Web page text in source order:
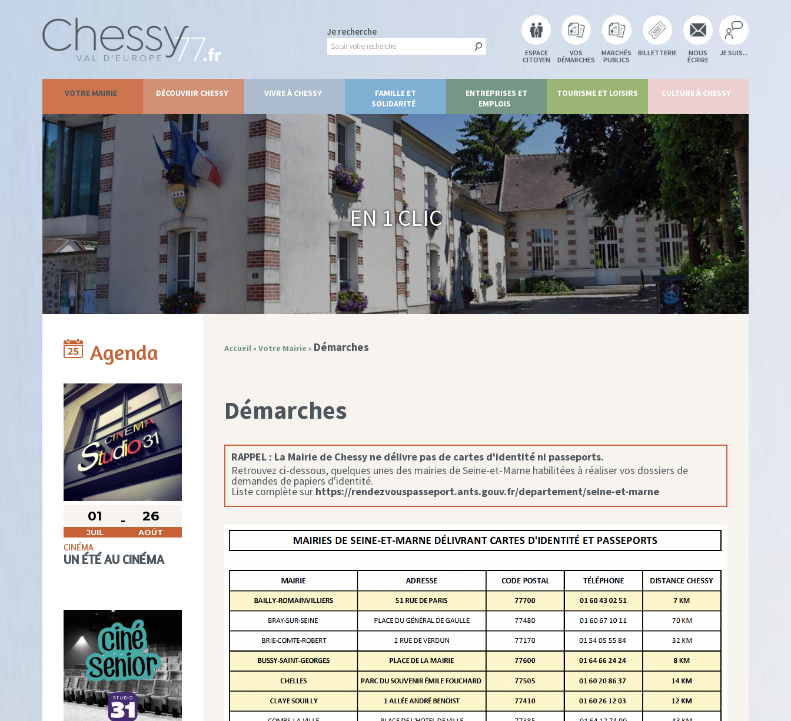
Je recherche
ESPACE
CITOYEN
VOS
DÉMARCHES
MARCHÉS
PUBLICS
BILLETTERIE
NOUS
ÉCRIRE
JE SUIS...
VOTRE MAIRIE DÉCOUVRIR CHESSY VIVRE À CHESSY
FAMILLE ET
SOLIDARITÉ
ENTREPRISES ET
EMPLOIS
TOURISME ET LOISIRS CULTURE À CHESSY
En 1 clic
Agenda
01
JUIL
26
AOÛT
CINÉMA
UN ÉTÉ AU CINÉMA
Accueil» Votre Mairie » Démarches
Démarches
RAPPEL : La Mairie de Chessy ne délivre pas de cartes d'identité ni passeports.
Retrouvez ci-dessous, quelques unes des mairies de Seine-et-Marne habilitées à réaliser vos dossiers de
demandes de papiers d'identité.
Liste complète sur https://rendezvouspasseport.ants.gouv.fr/departement/seine-et-marne